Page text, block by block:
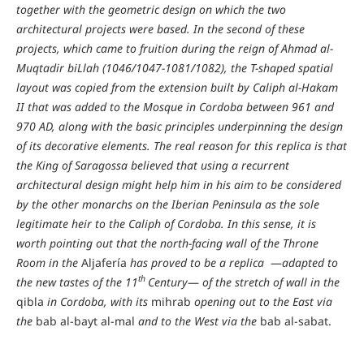
together with the geometric design on which the two
architectural projects were based. In the second of these
projects, which came to fruition during the reign of Ahmad al-
Muqtadir biLlah (1046/1047-1081/1082), the T-shaped spatial
layout was copied from the extension built by Caliph al-Hakam
II that was added to the Mosque in Cordoba between 961 and
970 AD, along with the basic principles underpinning the design
of its decorative elements. The real reason for this replica is that
the King of Saragossa believed that using a recurrent
architectural design might help him in his aim to be considered
by the other monarchs on the Iberian Peninsula as the sole
legitimate heir to the Caliph of Cordoba. In this sense, it is
worth pointing out that the north-facing wall of the Throne
Room in the Aljafería has proved to be a replica —adapted to
the new tastes of the 11th Century— of the stretch of wall in the
qibla in Cordoba, with its mihrab opening out to the East via
the bab al-bayt al-mal and to the West via the bab al-sabat.